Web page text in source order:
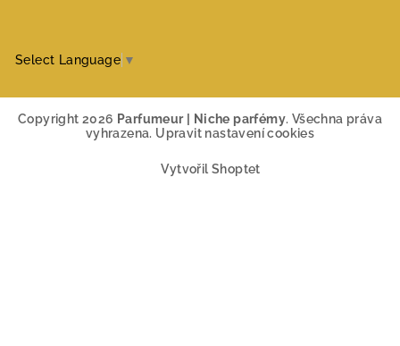
Select Language ▼
Copyright 2026 Parfumeur | Niche parfémy. Všechna práva
vyhrazena. Upravit nastavení cookies
Vytvořil Shoptet